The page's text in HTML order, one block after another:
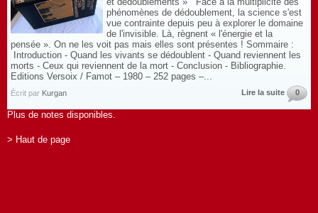
phénomènes de dédoublement, la science s'est
vue contrainte depuis peu à explorer le domaine
de l'invisible. Là, règnent « l'énergie et la
pensée ». On ne les voit pas mais elles sont présentes ! Sommaire :
Introduction - Quand les vivants se dédoublent - Quand reviennent les
morts - Ceux qui reviennent de la mort - Conclusion - Bibliographie.
Editions Versoix / Famot – 1980 – 252 pages –...
Écrit par Kurgan Lire la suite 0
Plus de notes disponibles.
> Haut de page